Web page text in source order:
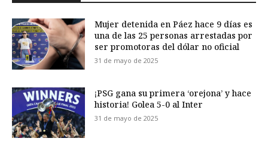
Mujer detenida en Páez hace 9 días es
una de las 25 personas arrestadas por
ser promotoras del dólar no oficial
31 de mayo de 2025
¡PSG gana su primera ‘orejona’ y hace
historia! Golea 5-0 al Inter
31 de mayo de 2025